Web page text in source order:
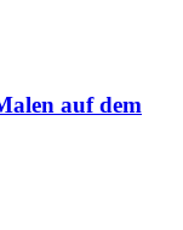
auf dem